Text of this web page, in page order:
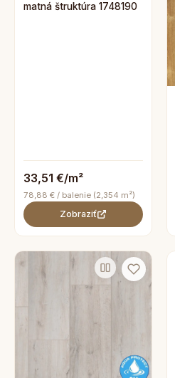
matná štruktúra 1748190
33,51 €/m²
78,88 € / balenie (2,354 m²)
Zobraziť